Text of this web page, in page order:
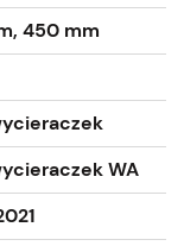
450 mm
WA